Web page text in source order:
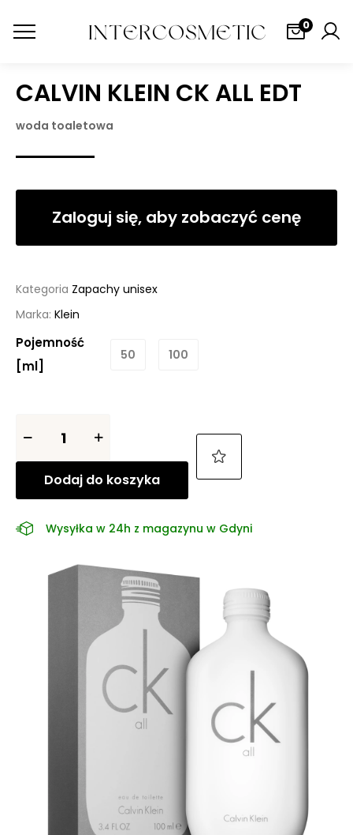
0
CALVIN KLEIN CK ALL EDT
woda toaletowa
Zaloguj się, aby zobaczyć cenę
Kategoria Zapachy unisex
Marka: Klein
Pojemność
[ml]
50 100
Dodaj do koszyka
Wysyłka w 24h z magazynu w Gdyni